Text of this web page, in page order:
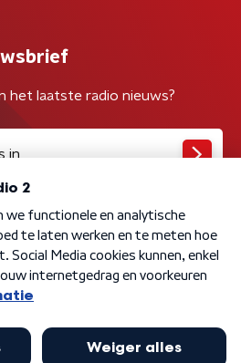
het laatste radio nieuws?